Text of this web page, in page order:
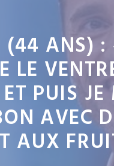
ANS) :
LE
PUIS
AVEC
AUX